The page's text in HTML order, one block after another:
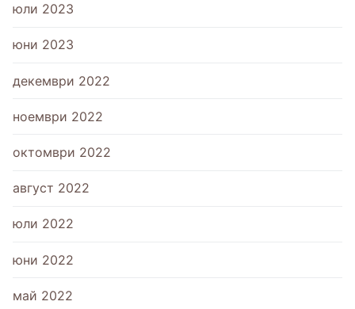
юли 2023
юни 2023
декември 2022
ноември 2022
октомври 2022
август 2022
юли 2022
юни 2022
май 2022